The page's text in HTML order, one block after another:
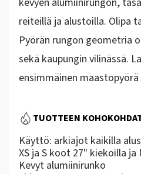
reiteillä ja alustoilla. Olipa
Pyörän rungon geometria
sekä kaupungin vilinässä.
ensimmäinen
TUOTTEEN
Käyttö: arkiajot kaikilla
XS ja S koot 27" kiekoilla ja
Kevyt alumiinirunko